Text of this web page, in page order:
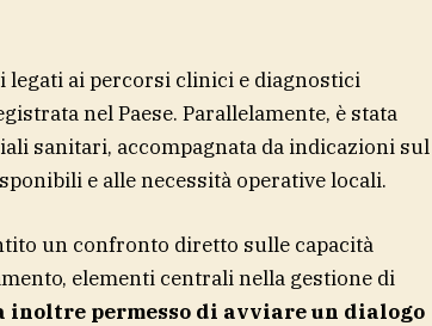
ai percorsi clinici e diagnostici
nel Paese. Parallelamente, è stata
sanitari, accompagnata da indicazioni sul
e alle necessità operative locali.
un confronto diretto sulle capacità
elementi centrali nella gestione di
inoltre permesso di avviare un dialogo